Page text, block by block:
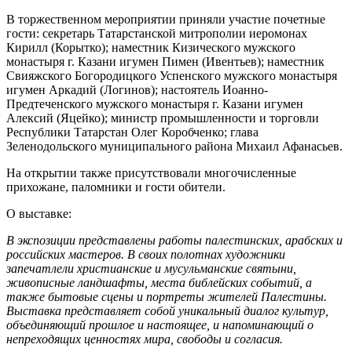
В торжественном мероприятии приняли участие почетные
гости: секретарь Татарстанской митрополии иеромонах
Кирилл (Корытко); наместник Кизического мужского
монастыря г. Казани игумен Пимен (Ивентьев); наместник
Свияжского Богородицкого Успенского мужского монастыря
игумен Аркадий (Логинов); настоятель Иоанно-
Предтеченского мужского монастыря г. Казани игумен
Алексий (Яцейко); министр промышленности и торговли
Республики Татарстан Олег Коробченко; глава
Зеленодольского муниципального района Михаил Афанасьев.
На открытии также присутствовали многочисленные
прихожане, паломники и гости обители.
О выставке:
В экспозиции представлены работы палестинских, арабских и
российских мастеров. В своих полотнах художники
запечатлели христианские и мусульманские святыни,
живописные ландшафты, места библейских событий, а
также бытовые сцены и портреты жителей Палестины.
Выставка представляет собой уникальный диалог культур,
объединяющий прошлое и настоящее, и напоминающий о
непреходящих ценностях мира, свободы и согласия.